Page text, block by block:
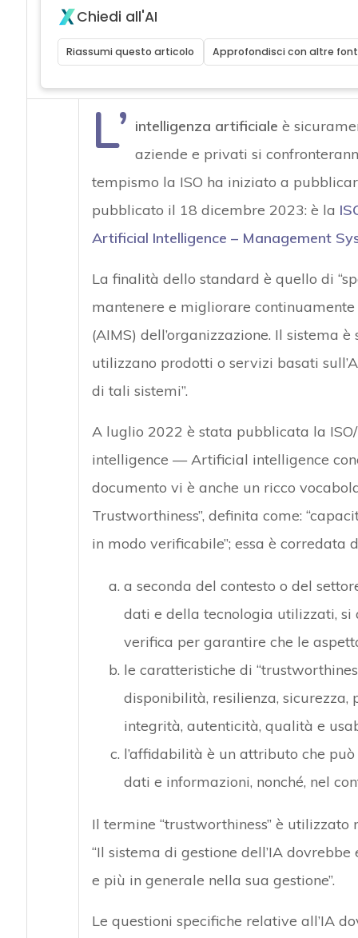
Chiedi all'AI
Riassumi questo articolo Approfondisci con altre
L’ intelligenza artificiale è
aziende e privati si
tempismo la ISO ha iniziato a
pubblicato il 18 dicembre 2023: è la
Artificial Intelligence – Management
La finalità dello standard è quello di
mantenere e migliorare
(AIMS) dell’organizzazione. Il sistema
utilizzano prodotti o servizi basati
di tali sistemi”.
A luglio 2022 è stata pubblicata la
intelligence — Artificial intelligence
documento vi è anche un ricco
Trustworthiness”, definita come:
in modo verificabile”; essa è corredata
a seconda del contesto o del
dati e della tecnologia utilizzati, si
verifica per garantire che le
le caratteristiche di
disponibilità, resilienza, sicurezza,
integrità, autenticità, qualità e
l’affidabilità è un attributo che
dati e informazioni, nonché, nel
Il termine “trustworthiness” è
“Il sistema di gestione dell’IA
e più in generale nella sua gestione”.
Le questioni specifiche relative all’IA